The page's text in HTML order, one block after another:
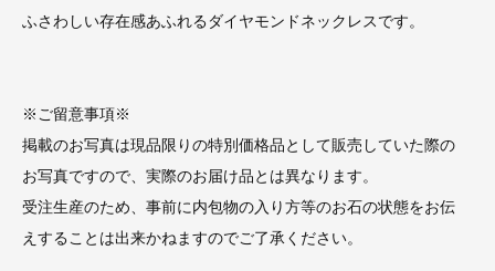
ふさわしい存在感あふれるダイヤモンドネックレスです。
※ご留意事項※
掲載のお写真は現品限りの特別価格品として販売していた際の
お写真ですので、実際のお届け品とは異なります。
受注生産のため、事前に内包物の入り方等のお石の状態をお伝
えすることは出来かねますのでご了承ください。